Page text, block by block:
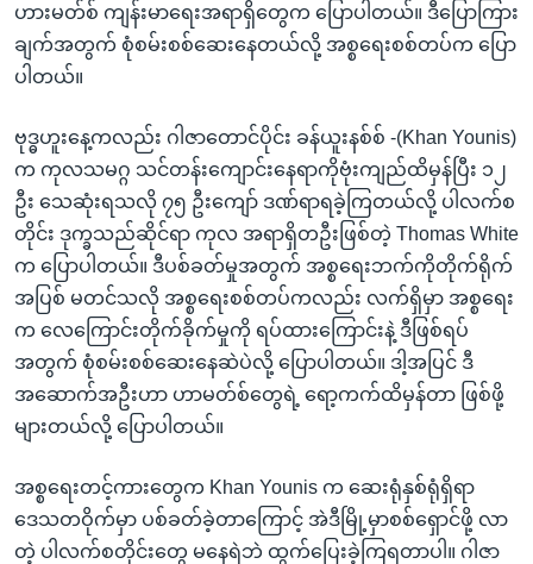
ကျော်
ရန်
ဟားမတ်စ် ကျန်းမာရေးအရာရှိတွေက ပြောပါတယ်။ ဒီပြောကြား
ချက်အတွက် စုံစမ်းစစ်ဆေးနေတယ်လို့ အစ္စရေးစစ်တပ်က ပြော
ပါတယ်။
ဗုဒ္ဓဟူးနေ့ကလည်း ဂါဇာတောင်ပိုင်း ခန်ယူးနစ်စ် -(Khan Younis)
က ကုလသမဂ္ဂ သင်တန်းကျောင်းနေရာကိုဗုံးကျည်ထိမှန်ပြီး ၁၂
ဦး သေဆုံးရသလို ၇၅ ဦးကျော် ဒဏ်ရာရခဲ့ကြတယ်လို့ ပါလက်စ
တိုင်း ဒုက္ခသည်ဆိုင်ရာ ကုလ အရာရှိတဦးဖြစ်တဲ့ Thomas White
က ပြောပါတယ်။ ဒီပစ်ခတ်မှုအတွက် အစ္စရေးဘက်ကိုတိုက်ရိုက်
အပြစ် မတင်သလို အစ္စရေးစစ်တပ်ကလည်း လက်ရှိမှာ အစ္စရေး
က လေကြောင်းတိုက်ခိုက်မှုကို ရပ်ထားကြောင်းနဲ့ ဒီဖြစ်ရပ်
အတွက် စုံစမ်းစစ်ဆေးနေဆဲပဲလို့ ပြောပါတယ်။ ဒါ့အပြင် ဒီ
အဆောက်အဦးဟာ ဟာမတ်စ်တွေရဲ့ ရော့ကက်ထိမှန်တာ ဖြစ်ဖို့
များတယ်လို့ ပြောပါတယ်။
အစ္စရေးတင့်ကားတွေက Khan Younis က ဆေးရုံနှစ်ရုံရှိရာ
ဒေသတဝိုက်မှာ ပစ်ခတ်ခဲ့တာကြောင့် အဲဒီမြို့မှာစစ်ရှောင်ဖို့ လာ
တဲ့ ပါလက်စတိုင်းတွေ မနေရဲဘဲ ထွက်ပြေးခဲ့ကြရတာပါ။ ဂါဇာ